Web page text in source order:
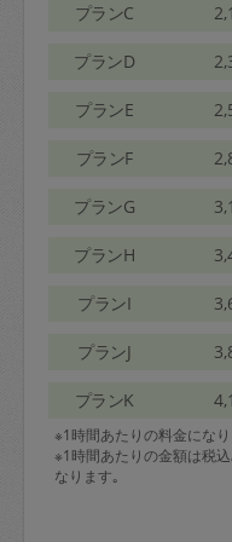
プランC
プランD
プランE
プランF
プランG
プランH
プランI
プランJ
プランK
※1時間あたりの料金になり
※1時間あたりの金額は税
なります｡